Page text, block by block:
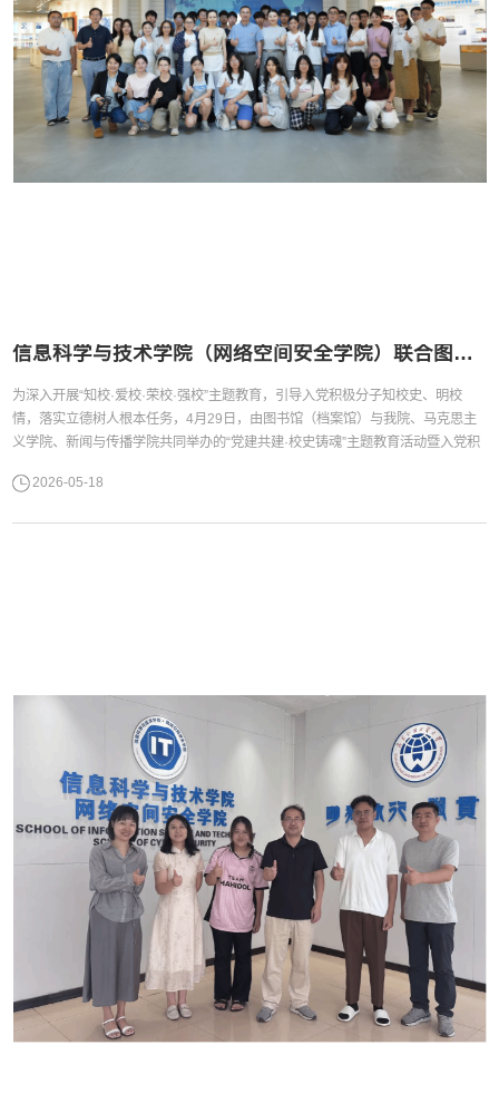
信息科学与技术学院（网络空间安全学院）联合图书馆等单位开展“党建共建·校史铸魂”主题教育活动
为深入开展“知校·爱校·荣校·强校”主题教育，引导入党积极分子知校史、明校
情，落实立德树人根本任务，4月29日，由图书馆（档案馆）与我院、马克思主
义学院、新闻与传播学院共同举办的“党建共建·校史铸魂”主题教育活动暨入党积
委副书记涂颖，图书馆（档案馆）党委委员、副馆长俞欣，马克思主义学院“云山
2026-05-18